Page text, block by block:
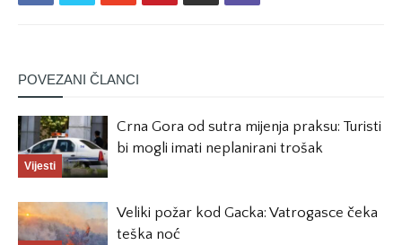
POVEZANI ČLANCI
Vijesti
Crna Gora od sutra mijenja praksu: Turisti
bi mogli imati neplanirani trošak
Veliki požar kod Gacka: Vatrogasce čeka
teška noć